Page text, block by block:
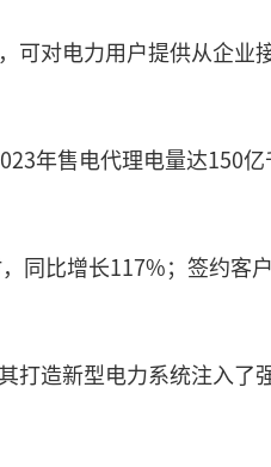
对电力用户提供从企
年售电代理电量达150
同比增长117%；签约客
造新型电力系统注入了